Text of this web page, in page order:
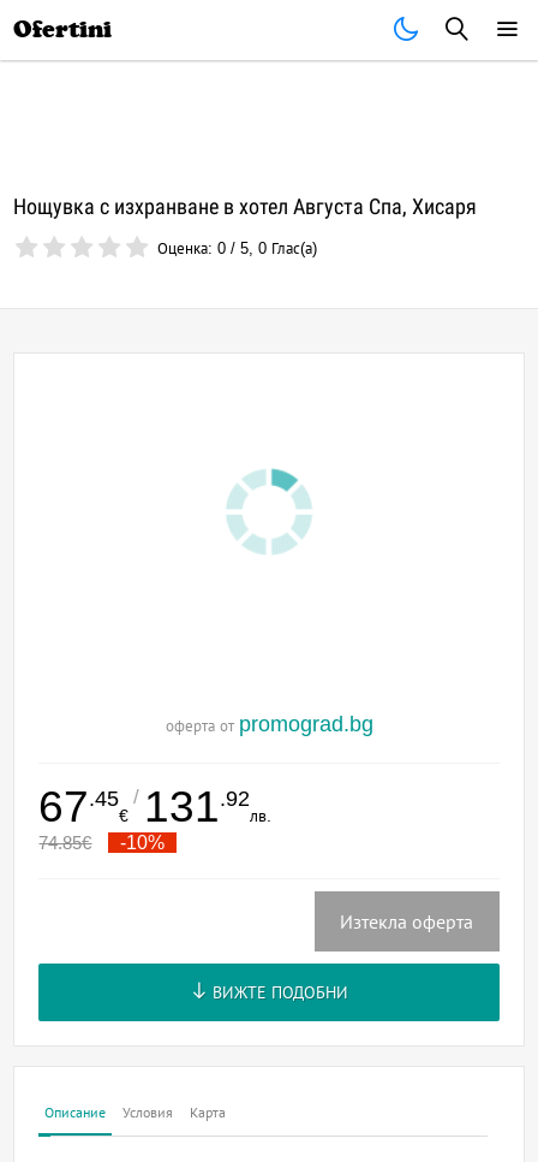
Ofertini
Нощувка с изхранване в хотел Августа Спа, Хисаря
Оценка:0 /5,0 Глас(а)
оферта от promograd.bg
67.45
€
/ 131.92
лв.
74.85€ -10%
Изтекла оферта
ВИЖТЕ ПОДОБНИ
Описание Условия Карта